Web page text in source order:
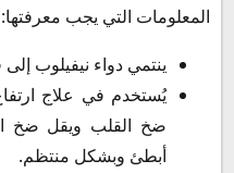
المعلومات التي يجب معرفتها:
ينتمي دواء نيفيلوب
يُستخدم في علاج
ضخ القلب ويقل ضخ
أبطئ وبشكل منتظم.